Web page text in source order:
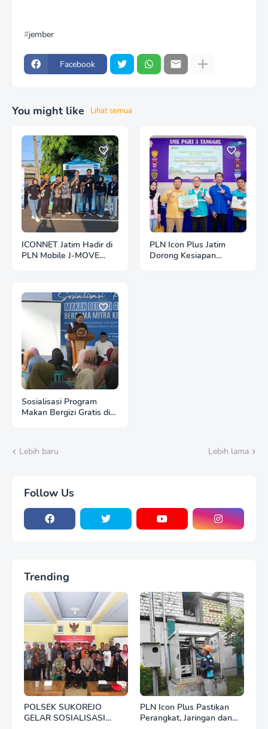
jember
Facebook
You might like Lihat semua
ICONNET Jatim Hadir di
PLN Mobile J-MOVE
Jawa Timur
PLN Icon Plus Jatim
Dorong Kesiapan
Sosialisasi Program
Makan Bergizi Gratis di
Lebih baru Lebih lama
Follow Us
Trending
POLSEK SUKOREJO
GELAR SOSIALISASI
PLN Icon Plus Pastikan
Perangkat, Jaringan dan